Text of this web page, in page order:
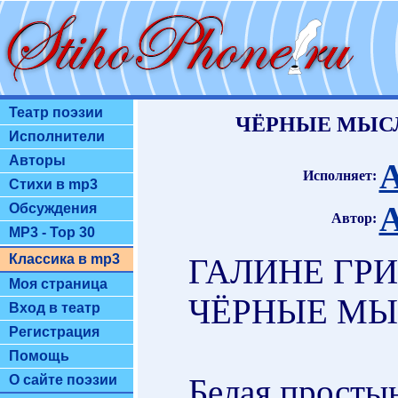
Театр поэзии
Исполнители
Авторы
Стихи в mp3
Обсуждения
MP3 - Top 30
Классика в mp3
Моя страница
Вход в театр
Регистрация
Помощь
О сайте поэзии
ЧЁРНЫЕ
Исполняет:
Автор:
ГАЛИНЕ
ЧЁРНЫЕ